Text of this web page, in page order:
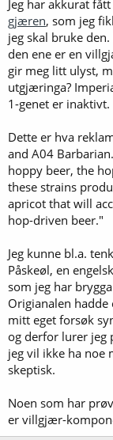
e
r
Jeg har akkurat
gjæren, som jeg
jeg skal bruke
den ene er en
gir meg litt ulyst,
utgjæringa?
1-genet er inaktivt.
Dette er hva
and A04
hoppy beer, the
these strains
apricot that will
hop-driven beer."
Jeg kunne bl.a.
Påskeøl, en
som jeg har
Origianalen
mitt eget forsøk
og derfor lurer jeg
jeg vil ikke ha
skeptisk.
Noen som har
er villgjær-